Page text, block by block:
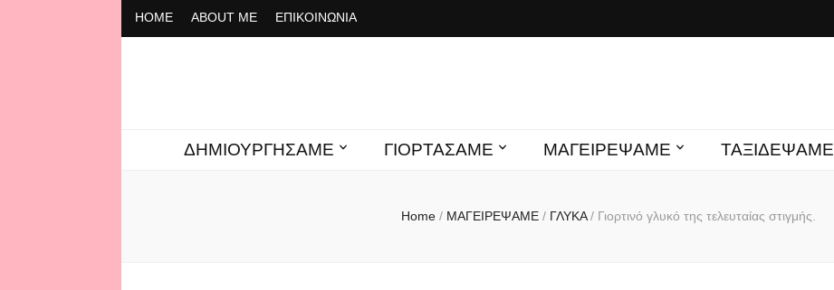
ΗΟΜΕ ABOUT ME ΕΠΙΚΟΙΝΩΝΙΑ
ΔΗΜΙΟΥΡΓΗΣΑΜΕ ΓΙΟΡΤΑΣΑΜΕ ΜΑΓΕΙΡΕΨΑΜΕ ΤΑΞΙΔΕΨΑΜΕ
Home / ΜΑΓΕΙΡΕΨΑΜΕ / ΓΛΥΚΑ/ Γιορτινό γλυκό της τελευταίας στιγμής.